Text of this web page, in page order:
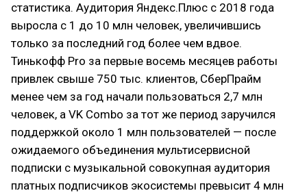
статистика. Аудитория Яндекс.Плюс с 2018 года
выросла с 1 до 10 млн человек, увеличившись
только за последний год более чем вдвое.
Тинькофф Pro за первые восемь месяцев работы
привлек свыше 750 тыс. клиентов, СберПрайм
менее чем за год начали пользоваться 2,7 млн
человек, а VK Combo за тот же период заручился
поддержкой около 1 млн пользователей — после
ожидаемого объединения мультисервисной
подписки с музыкальной совокупная аудитория
платных подписчиков экосистемы превысит 4 млн